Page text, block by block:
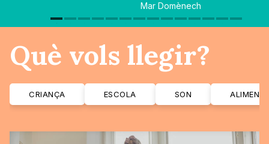
Mar Domènech
Què vols llegir?
CRIANÇA ESCOLA SON